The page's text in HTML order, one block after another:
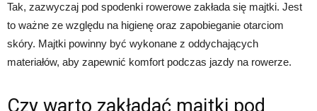
Tak, zazwyczaj pod spodenki rowerowe zakłada się majtki. Jest
to ważne ze względu na higienę oraz zapobieganie otarciom
skóry. Majtki powinny być wykonane z oddychających
materiałów, aby zapewnić komfort podczas jazdy na rowerze.
Czy warto zakładać majtki pod